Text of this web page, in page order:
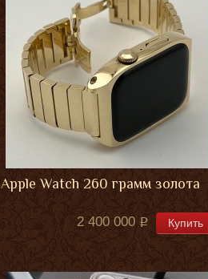
Apple Watch 260 грамм золота
2 400 000 Купить